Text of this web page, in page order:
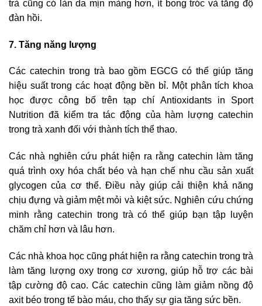
trà cũng có làn da mịn màng hơn, ít bong tróc và tăng độ
đàn hồi.
7. Tăng năng lượng
Các catechin trong trà bao gồm EGCG có thể giúp tăng
hiệu suất trong các hoạt động bền bỉ. Một phân tích khoa
học được công bố trên tạp chí Antioxidants in Sport
Nutrition đã kiểm tra tác động của hàm lượng catechin
trong trà xanh đối với thành tích thể thao.
Các nhà nghiên cứu phát hiện ra rằng catechin làm tăng
quá trình oxy hóa chất béo và hạn chế nhu cầu sản xuất
glycogen của cơ thể. Điều này giúp cải thiện khả năng
chịu đựng và giảm mệt mỏi và kiệt sức. Nghiên cứu chứng
minh rằng catechin trong trà có thể giúp bạn tập luyện
chăm chỉ hơn và lâu hơn.
Các nhà khoa học cũng phát hiện ra rằng catechin trong trà
làm tăng lượng oxy trong cơ xương, giúp hỗ trợ các bài
tập cường độ cao. Các catechin cũng làm giảm nồng độ
axit béo trong tế bào máu, cho thấy sự gia tăng sức bền.